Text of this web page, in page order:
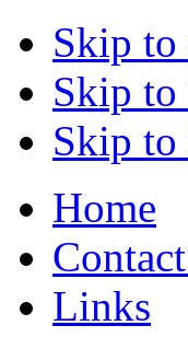
Skip to
Skip to
Skip to
Home
Links